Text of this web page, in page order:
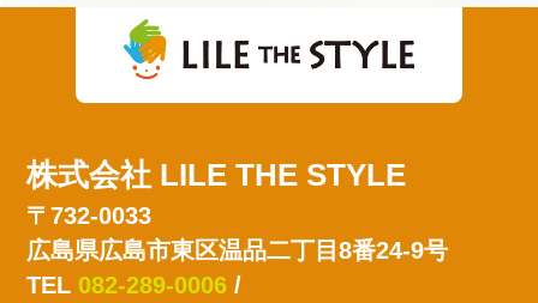
株式会社 LILE THE STYLE
〒732-0033
広島県広島市東区温品二丁目8番24-9号
TEL 082-289-0006 /